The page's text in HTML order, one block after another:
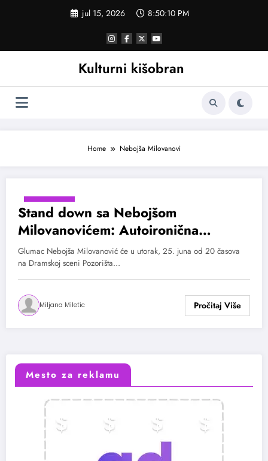
jul 15, 2026 8:50:11 PM
Kulturni kišobran
Home Nebojša Milovanovi
jun 18, 2019
Stand down sa Nebojšom
Milovanovićem: Autoironična
ispovest zaokružena poezijom
Glumac Nebojša Milovanović će u utorak, 25. juna od 20 časova
na Dramskoj sceni Pozorišta…
Miljana Miletic
Mesto za reklamu